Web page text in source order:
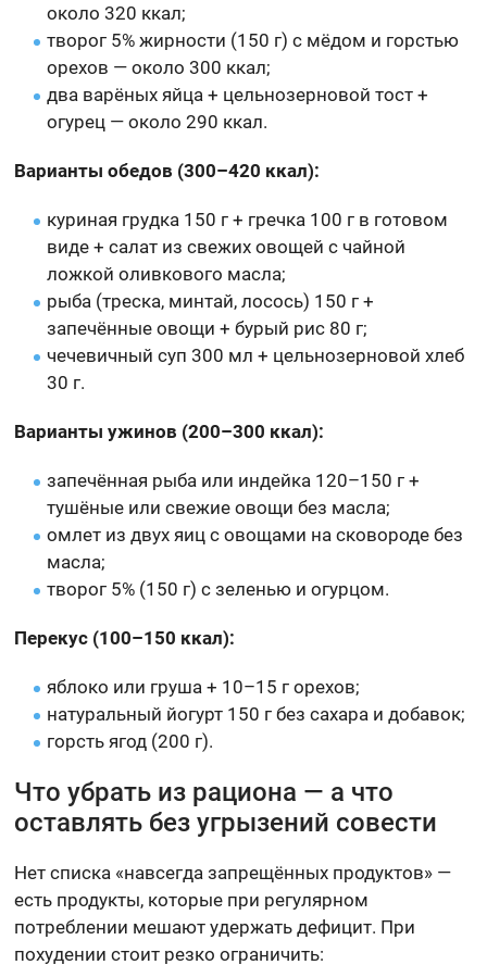
около 320 ккал;
творог 5% жирности (150 г) с мёдом и горстью
орехов — около 300 ккал;
два варёных яйца + цельнозерновой тост +
огурец — около 290 ккал.
Варианты обедов (300–420 ккал):
куриная грудка 150 г + гречка 100 г в готовом
виде + салат из свежих овощей с чайной
ложкой оливкового масла;
рыба (треска, минтай, лосось) 150 г +
запечённые овощи + бурый рис 80 г;
чечевичный суп 300 мл + цельнозерновой хлеб
30 г.
Варианты ужинов (200–300 ккал):
запечённая рыба или индейка 120–150 г +
тушёные или свежие овощи без масла;
омлет из двух яиц с овощами на сковороде без
масла;
творог 5% (150 г) с зеленью и огурцом.
Перекус (100–150 ккал):
яблоко или груша + 10–15 г орехов;
натуральный йогурт 150 г без сахара и добавок;
горсть ягод (200 г).
Что убрать из рациона — а что
оставлять без угрызений совести
Нет списка «навсегда запрещённых продуктов» —
есть продукты, которые при регулярном
потреблении мешают удержать дефицит. При
похудении стоит резко ограничить: